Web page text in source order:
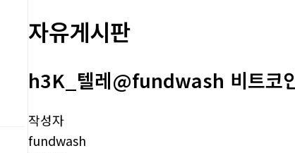
자유게시판
h3K_텔레@fundwash 비트코
작성자
fundwash